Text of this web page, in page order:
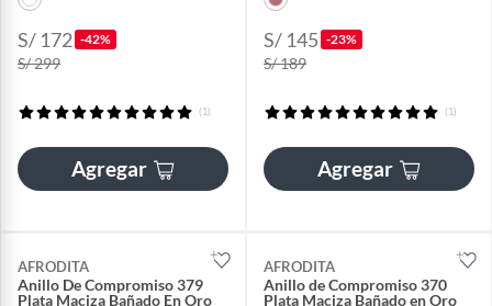
S/ 172 -42%
S/ 299
(1)
Agregar
S/ 145 -23%
S/ 189
(1)
Agregar
AFRODITA
Anillo De Compromiso 379
Plata Maciza Bañado En Oro
AFRODITA
Anillo de Compromiso 370
Plata Maciza Bañado en Oro